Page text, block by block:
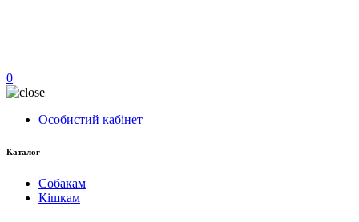
0
Особистий кабінет
Каталог
Собакам
Кішкам